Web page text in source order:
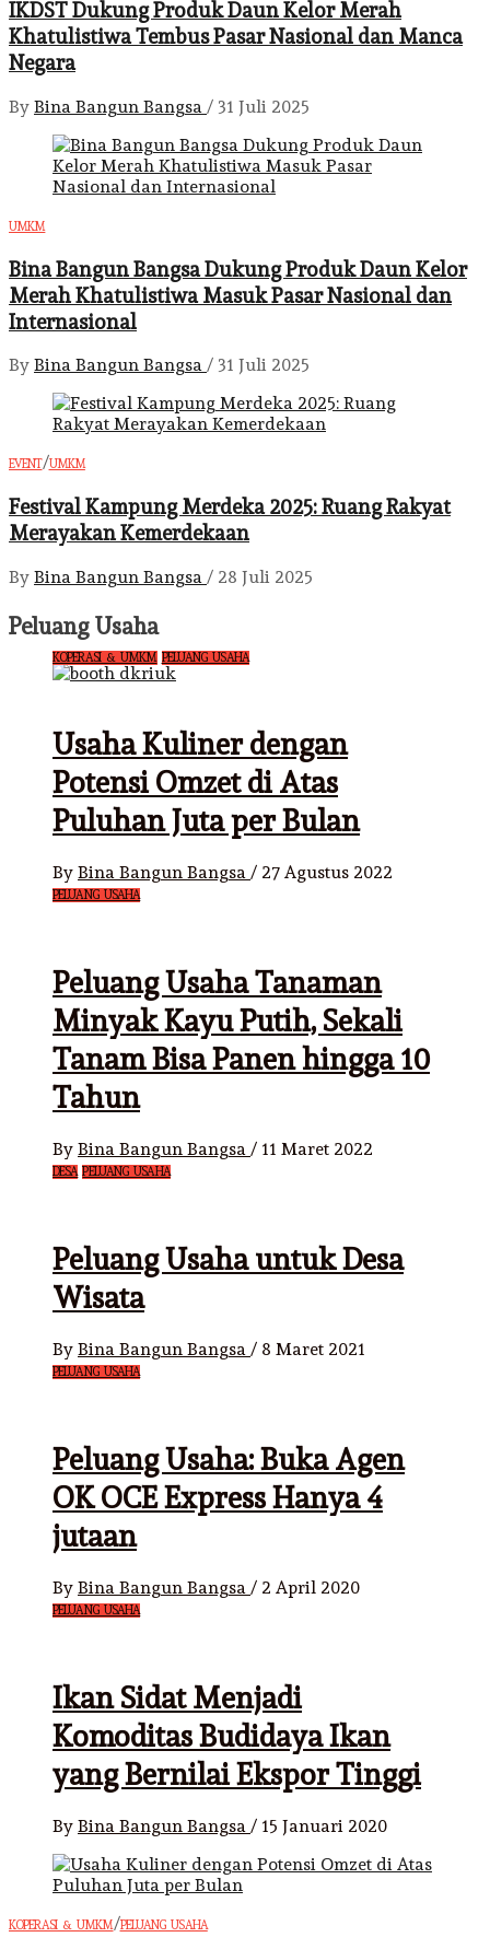
IKDST Dukung Produk Daun Kelor Merah
Khatulistiwa Tembus Pasar Nasional dan Manca
Negara
By Bina Bangun Bangsa / 31 Juli 2025
UMKM
Bina Bangun Bangsa Dukung Produk Daun Kelor
Merah Khatulistiwa Masuk Pasar Nasional dan
Internasional
By Bina Bangun Bangsa / 31 Juli 2025
EVENT/UMKM
Festival Kampung Merdeka 2025: Ruang Rakyat
Merayakan Kemerdekaan
By Bina Bangun Bangsa / 28 Juli 2025
Peluang Usaha
KOPERASI & UMKM PELUANG USAHA
Usaha Kuliner dengan
Potensi Omzet di Atas
Puluhan Juta per Bulan
By Bina Bangun Bangsa / 27 Agustus 2022
PELUANG USAHA
Peluang Usaha Tanaman
Minyak Kayu Putih, Sekali
Tanam Bisa Panen hingga 10
Tahun
By Bina Bangun Bangsa / 11 Maret 2022
DESA PELUANG USAHA
Peluang Usaha untuk Desa
Wisata
By Bina Bangun Bangsa / 8 Maret 2021
PELUANG USAHA
Peluang Usaha: Buka Agen
OK OCE Express Hanya 4
jutaan
By Bina Bangun Bangsa / 2 April 2020
PELUANG USAHA
Ikan Sidat Menjadi
Komoditas Budidaya Ikan
yang Bernilai Ekspor Tinggi
By Bina Bangun Bangsa / 15 Januari 2020
KOPERASI & UMKM/PELUANG USAHA